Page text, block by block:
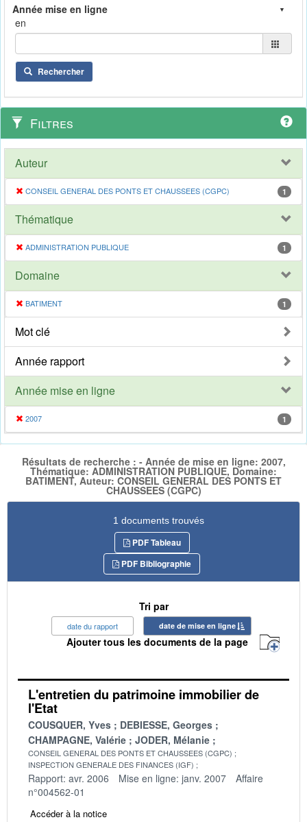
en
Rechercher
Filtres
Auteur
CONSEIL GENERAL DES PONTS ET CHAUSSEES (CGPC) 1
Thématique
ADMINISTRATION PUBLIQUE 1
Domaine
BATIMENT 1
Mot clé
Année rapport
Année mise en ligne
2007 1
Résultats de recherche : - Année de mise en ligne: 2007,
Thématique: ADMINISTRATION PUBLIQUE, Domaine:
BATIMENT, Auteur: CONSEIL GENERAL DES PONTS ET
CHAUSSEES (CGPC)
1 documents trouvés
PDF Tableau
PDF Bibliographie
Tri par
date du rapport date de mise en ligne
Ajouter tous les documents de la page
L'entretien du patrimoine immobilier de
l'Etat
COUSQUER, Yves
DEBIESSE, Georges
CHAMPAGNE, Valérie
JODER, Mélanie
CONSEIL GENERAL DES PONTS ET CHAUSSEES (CGPC)
INSPECTION GENERALE DES FINANCES (IGF)
Rapport: avr. 2006 Mise en ligne: janv. 2007
Affaire
n°004562-01
Accéder à la notice